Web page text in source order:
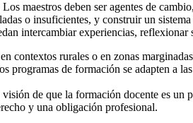
maestros deben ser agentes de
o insuficientes, y construir un
intercambiar experiencias,
contextos rurales o en zonas
de formación se adapten a
de que la formación docente es un
y una obligación profesional.